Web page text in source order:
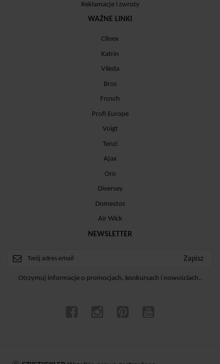
Reklamacje i zwroty
WAŻNE LINKI
Clinex
Katrin
Vileda
Bros
Frosch
Profi Europe
Voigt
Tenzi
Ajax
Oro
Diversey
Domestos
Air Wick
NEWSLETTER
Otrzymuj informacje o promocjach, konkursach i nowościach..